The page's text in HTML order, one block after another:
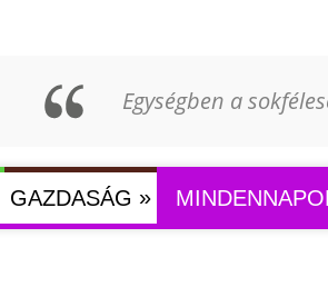
Egységben a
GAZDASÁG »